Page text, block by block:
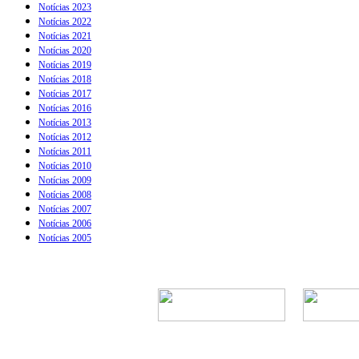
Notícias 2023
Notícias 2022
Notícias 2021
Notícias 2020
Notícias 2019
Notícias 2018
Notícias 2017
Notícias 2016
Notícias 2013
Notícias 2012
Notícias 2011
Notícias 2010
Notícias 2009
Notícias 2008
Notícias 2007
Notícias 2006
Notícias 2005